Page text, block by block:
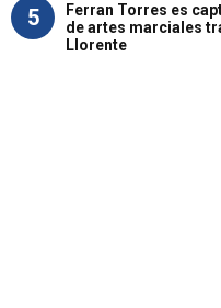
5
Ferran Torres es
de artes marciales
Llorente